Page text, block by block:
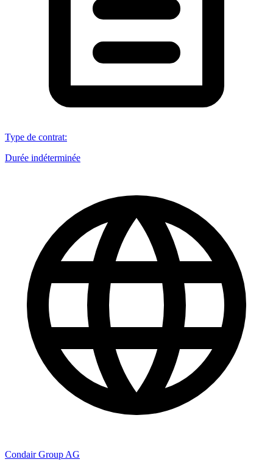
Type de contrat:
Durée indéterminée
Condair Group AG